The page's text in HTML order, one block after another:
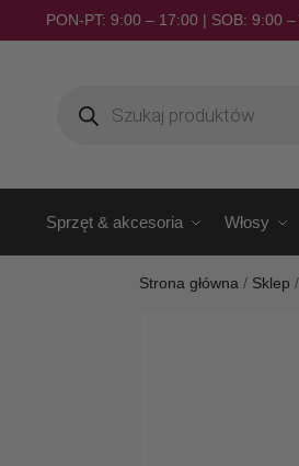
PON-PT: 9:00 – 17:00 | SOB: 9:00
Sprzęt & akcesoria Włosy
Strona główna / Sklep